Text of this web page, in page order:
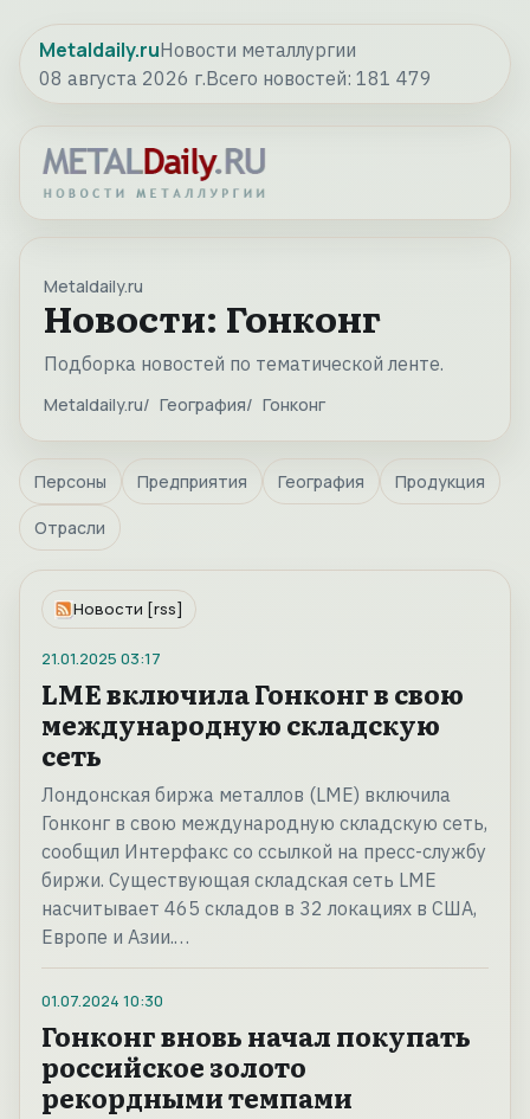
Metaldaily.ruНовости металлургии
08 августа 2026 г.Всего новостей: 181 479
Metaldaily.ru
Новости: Гонконг
Подборка новостей по тематической ленте.
Metaldaily.ru География Гонконг
Персоны Предприятия География Продукция
Отрасли
Новости [rss]
21.01.2025 03:17
LME включила Гонконг в свою
международную складскую
сеть
Лондонская биржа металлов (LME) включила
Гонконг в свою международную складскую сеть,
сообщил Интерфакс со ссылкой на пресс-службу
биржи. Существующая складская сеть LME
насчитывает 465 складов в 32 локациях в США,
Европе и Азии.…
01.07.2024 10:30
Гонконг вновь начал покупать
российское золото
рекордными темпами